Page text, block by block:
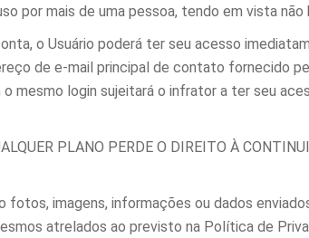
por mais de uma pessoa, tendo em vista
o Usuário poderá ter seu acesso
de e-mail principal de contato fornecido
mesmo login sujeitará o infrator a ter seu
PLANO PERDE O DIREITO À
imagens, informações ou dados
atrelados ao previsto na Política de